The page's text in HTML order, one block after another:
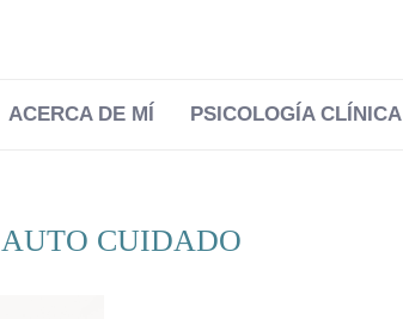
ACERCA DE MÍ PSICOLOGÍA CLÍNICA
AUTO CUIDADO